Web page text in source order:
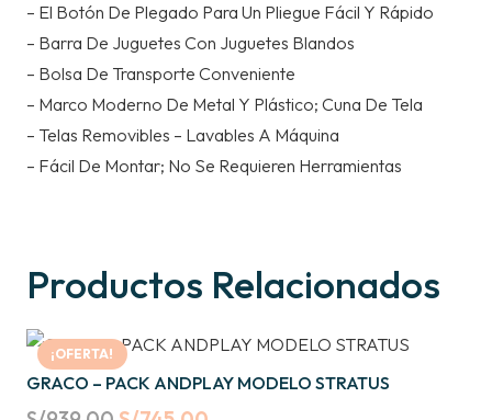
– El Botón De Plegado Para Un Pliegue Fácil Y Rápido
– Barra De Juguetes Con Juguetes Blandos
– Bolsa De Transporte Conveniente
– Marco Moderno De Metal Y Plástico; Cuna De Tela
– Telas Removibles – Lavables A Máquina
– Fácil De Montar; No Se Requieren Herramientas
Productos Relacionados
¡OFERTA!
GRACO – PACK ANDPLAY MODELO STRATUS